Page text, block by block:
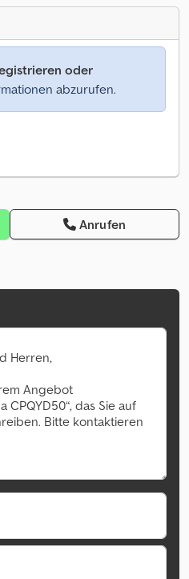
oder
abzurufen.
Anrufen